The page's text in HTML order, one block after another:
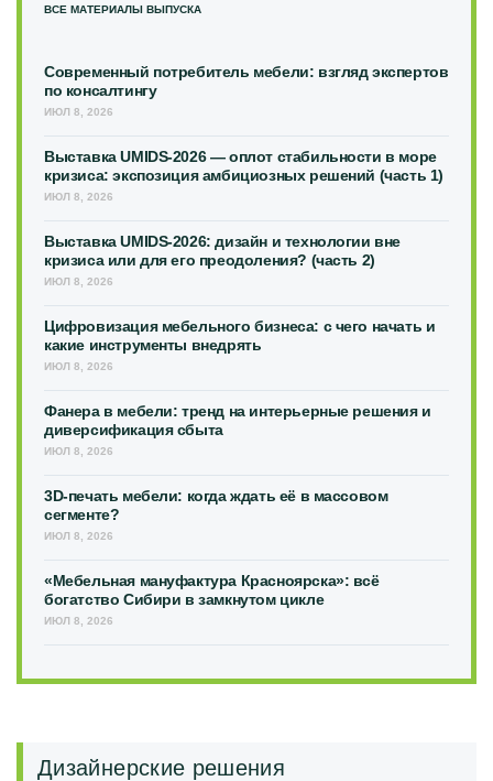
ВСЕ МАТЕРИАЛЫ ВЫПУСКА
Современный потребитель мебели: взгляд экспертов
по консалтингу
ИЮЛ 8, 2026
Выставка UMIDS-2026 — оплот стабильности в море
кризиса: экспозиция амбициозных решений (часть 1)
ИЮЛ 8, 2026
Выставка UMIDS-2026: дизайн и технологии вне
кризиса или для его преодоления? (часть 2)
ИЮЛ 8, 2026
Цифровизация мебельного бизнеса: с чего начать и
какие инструменты внедрять
ИЮЛ 8, 2026
Фанера в мебели: тренд на интерьерные решения и
диверсификация сбыта
ИЮЛ 8, 2026
3D-печать мебели: когда ждать её в массовом
сегменте?
ИЮЛ 8, 2026
«Мебельная мануфактура Красноярска»: всё
богатство Сибири в замкнутом цикле
ИЮЛ 8, 2026
Дизайнерские решения